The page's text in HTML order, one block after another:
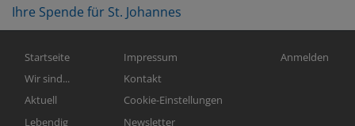
Ihre Spende für St. Johannes
Hauptnavigation
Startseite
Wir sind...
Aktuell
Lebendig
Fußbereichsmenü
Impressum
Kontakt
Cookie-Einstellungen
Newsletter
Anmelden